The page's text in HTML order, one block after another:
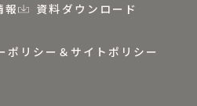
報
資料ダウンロード
ポリシー＆サイトポリシー